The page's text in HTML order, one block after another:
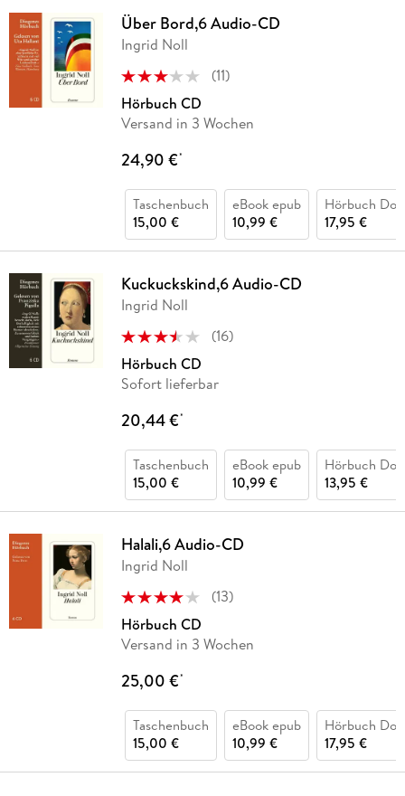
Über Bord,6 Audio-CD
Ingrid Noll
(11)
Hörbuch CD
Versand in 3 Wochen
24,90 €*
Taschenbuch
15,00 €
eBook epub
10,99 €
Hörbuch
17,95 €
Kuckuckskind,6 Audio-CD
Ingrid Noll
(16)
Hörbuch CD
Sofort lieferbar
20,44 €*
Taschenbuch
15,00 €
eBook epub
10,99 €
Hörbuch
13,95 €
Halali,6 Audio-CD
Ingrid Noll
(13)
Hörbuch CD
Versand in 3 Wochen
25,00 €*
Taschenbuch
15,00 €
eBook epub
10,99 €
Hörbuch
17,95 €